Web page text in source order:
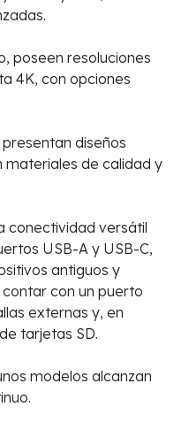
poseen resoluciones
4K, con opciones
diseños
materiales de calidad y
conectividad versátil
USB-A y USB-C,
antiguos y
con un puerto
externas y, en
tarjetas SD.
modelos alcanzan